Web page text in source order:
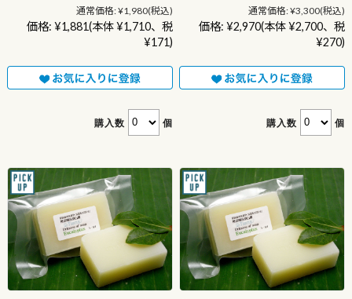
通常価格:¥1,980(税込)
価格: ¥1,881(本体 ¥1,710、税
¥171)
購入数 個
通常価格:¥3,300(税込)
価格: ¥2,970(本体 ¥2,700、税
¥270)
購入数 個